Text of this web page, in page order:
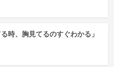
時、胸見てるのすぐわかる」